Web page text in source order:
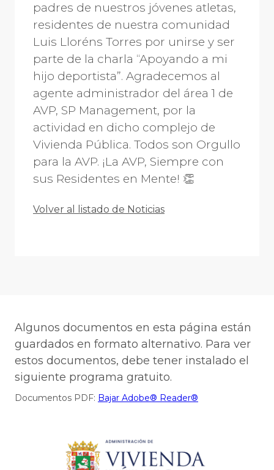
padres de nuestros jóvenes atletas,
residentes de nuestra comunidad
Luis Lloréns Torres por unirse y ser
parte de la charla “Apoyando a mi
hijo deportista”. Agradecemos al
agente administrador del área 1 de
AVP, SP Management, por la
actividad en dicho complejo de
Vivienda Pública. Todos son Orgullo
para la AVP. ¡La AVP, Siempre con
sus Residentes en Mente! 👏
Volver al listado de Noticias
Algunos documentos en esta página están
guardados en formato alternativo. Para ver
estos documentos, debe tener instalado el
siguiente programa gratuito.
Documentos PDF: Bajar Adobe® Reader®